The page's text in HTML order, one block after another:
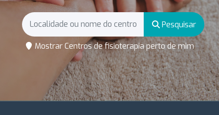
Pesquisar
Mostrar Centros de fisioterapia perto de mim